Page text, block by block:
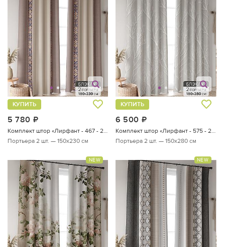
5 780
КУПИТЬ
Комплект штор «Лирфант - 467 - 230 см»
Портьера 2 шт. — 150х230 см
6 500
КУПИТЬ
Комплект штор «Лирфант - 575 - 280 см»
Портьера 2 шт. — 150х280 см
NEW NEW